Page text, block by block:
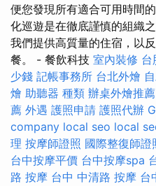
便您發現所有適合可用時間
化巡遊是在徹底謹慎的組織
我們提供高質量的住宿，以
餐。 - 餐飲科技 室內裝修 台
少錢 記帳事務所 台北外燴
燴 助聽器 種類 辦桌外燴推薦
薦 外遇 護照申請 護照代辦
company local seo local
理 按摩師證照 國際整復師證
台中按摩平價 台中按摩spa
路 按摩 台中 中清路 按摩 台